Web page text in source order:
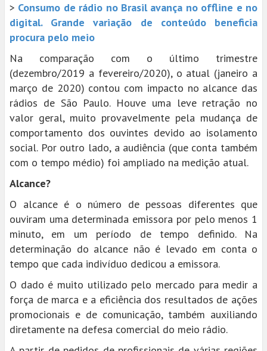
> Consumo de rádio no Brasil avança no offline e no
digital. Grande variação de conteúdo beneficia
procura pelo meio
Na comparação com o último trimestre
(dezembro/2019 a fevereiro/2020), o atual (janeiro a
março de 2020) contou com impacto no alcance das
rádios de São Paulo. Houve uma leve retração no
valor geral, muito provavelmente pela mudança de
comportamento dos ouvintes devido ao isolamento
social. Por outro lado, a audiência (que conta também
com o tempo médio) foi ampliado na medição atual.
Alcance?
O alcance é o número de pessoas diferentes que
ouviram uma determinada emissora por pelo menos 1
minuto, em um período de tempo definido. Na
determinação do alcance não é levado em conta o
tempo que cada indivíduo dedicou a emissora.
O dado é muito utilizado pelo mercado para medir a
força de marca e a eficiência dos resultados de ações
promocionais e de comunicação, também auxiliando
diretamente na defesa comercial do meio rádio.